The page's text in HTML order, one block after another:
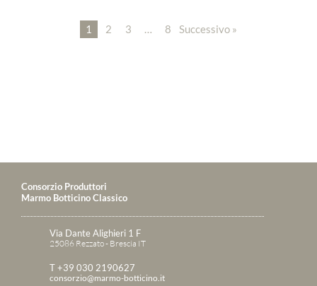
1 2 3 … 8 Successivo »
Consorzio Produttori
Marmo Botticino Classico
Via Dante Alighieri 1 F
25086 Rezzato - Brescia IT
T +39 030 2190627
consorzio@marmo-botticino.it